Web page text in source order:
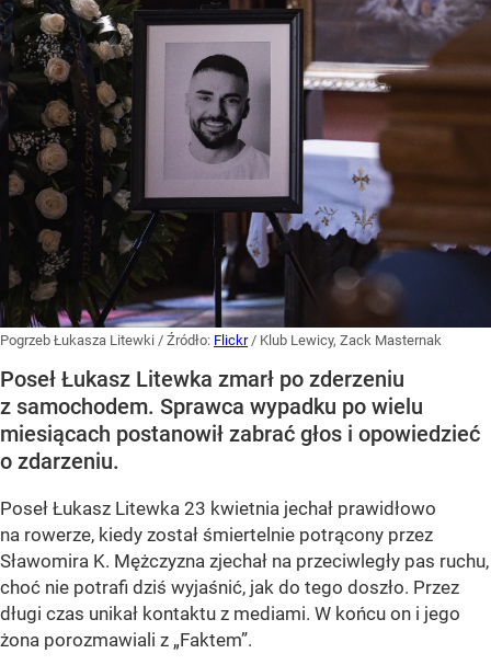
Pogrzeb Łukasza Litewki / Źródło: Flickr / Klub Lewicy, Zack Masternak
Poseł Łukasz Litewka zmarł po zderzeniu
z samochodem. Sprawca wypadku po wielu
miesiącach postanowił zabrać głos i opowiedzieć
o zdarzeniu.
Poseł Łukasz Litewka 23 kwietnia jechał prawidłowo
na rowerze, kiedy został śmiertelnie potrącony przez
Sławomira K. Mężczyzna zjechał na przeciwległy pas ruchu,
choć nie potrafi dziś wyjaśnić, jak do tego doszło. Przez
długi czas unikał kontaktu z mediami. W końcu on i jego
żona porozmawiali z „Faktem”.